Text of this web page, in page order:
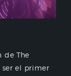
de The
ser el primer